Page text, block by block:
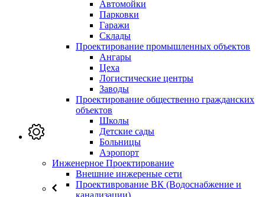
Услуги
Автомойки
Парковки
Гаражи
Склады
Проектирование промышленных объектов
Ангары
Цеха
Логистические центры
Заводы
Проектирование общественно гражданских
объектов
Школы
Детские сады
Больницы
Аэропорт
Инженерное Проектирование
Внешние инжереные сети
Проективрование ВК (Водоснабжение и
канализации)